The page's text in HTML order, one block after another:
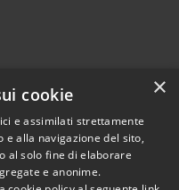
Copyright © 2026 • Comune di
×
cookie
e assimilati strettamente
alla navigazione del sito,
al solo fine di elaborare
e anonime.